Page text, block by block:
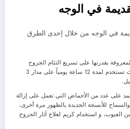
في الوجه
في الوجه من خلال إحدى الطرق
بقدرتها على تسريع التئام الجروح
وتقليل الشعور بالوخز، حيث تستخدم لمدة 12 ساعة يومياً على مدار 3
على عدد من الأحماض التي تعمل على إزالة
للأنسجة الجديدة بالظهور مرة أخرى،
العيوب، و استخدام كريم لعلاج آثار الجروح